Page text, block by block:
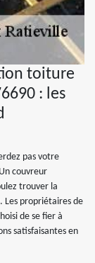
toiture
: les
pas votre
couvreur
trouver la
Les propriétaires de
de se fier à
satisfaisantes en